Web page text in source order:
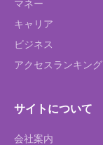
マネー
キャリア
ビジネス
アクセスランキング
サイトについて
会社案内